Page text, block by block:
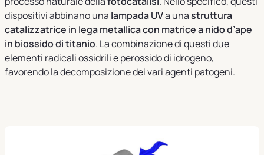
dispositivi abbinano una lampada UVa unastruttura
catalizzatrice in lega metallica con matrice a nido d’ape
in biossido di titanio. La combinazione di questi due
elementi radicali ossidrili e perossido di idrogeno,
favorendo la decomposizione dei vari agenti patogeni.